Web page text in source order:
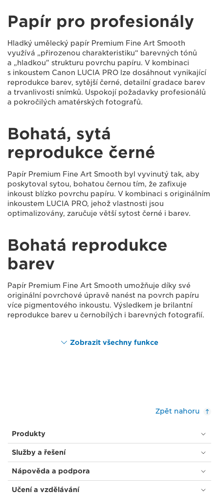
Papír pro profesionály
Hladký umělecký papír Premium Fine Art Smooth
využívá „přirozenou charakteristiku“ barevných tónů
a „hladkou" strukturu povrchu papíru. V kombinaci
s inkoustem Canon LUCIA PRO lze dosáhnout vynikající
reprodukce barev, sytější černé, detailní gradace barev
a trvanlivosti snímků. Uspokojí požadavky profesionálů
a pokročilých amatérských fotografů.
Bohatá, sytá
reprodukce černé
Papír Premium Fine Art Smooth byl vyvinutý tak, aby
poskytoval sytou, bohatou černou tím, že zafixuje
inkoust blízko povrchu papíru. V kombinaci s originálním
inkoustem LUCIA PRO, jehož vlastnosti jsou
optimalizovány, zaručuje větší sytost černé i barev.
Bohatá reprodukce
barev
Papír Premium Fine Art Smooth umožňuje díky své
originální povrchové úpravě nanést na povrch papíru
více pigmentového inkoustu. Výsledkem je brilantní
reprodukce barev u černobílých i barevných fotografií.
Zobrazit všechny funkce
Zpět nahoru
Produkty
Služby a řešení
Nápověda a podpora
Učení a vzdělávání